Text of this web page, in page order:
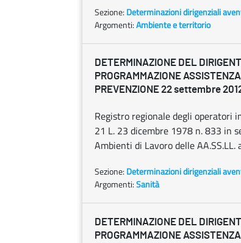
Sezione: Determinazioni dirigenziali
Argomenti:Ambiente e territorio
DETERMINAZIONE DEL
PROGRAMMAZIONE
PREVENZIONE 22 settembre
Registro regionale degli operatori
21 L. 23 dicembre 1978 n. 833 in
Ambienti di Lavoro delle
Sezione: Determinazioni dirigenziali
Argomenti:Sanità
DETERMINAZIONE DEL
PROGRAMMAZIONE